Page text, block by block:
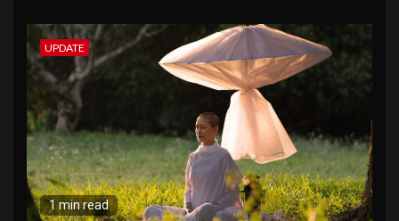
UPDATE
1 min read